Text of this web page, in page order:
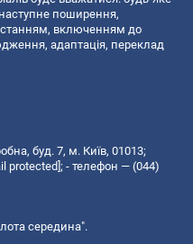
поширення,
включенням до
адаптація, переклад
буд. 7, м. Київ, 01013;
protected]; - телефон — (044)
середина".